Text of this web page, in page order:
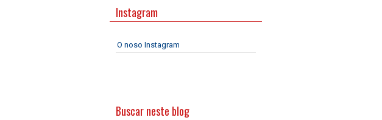
Instagram
O noso Instagram
Buscar neste blog